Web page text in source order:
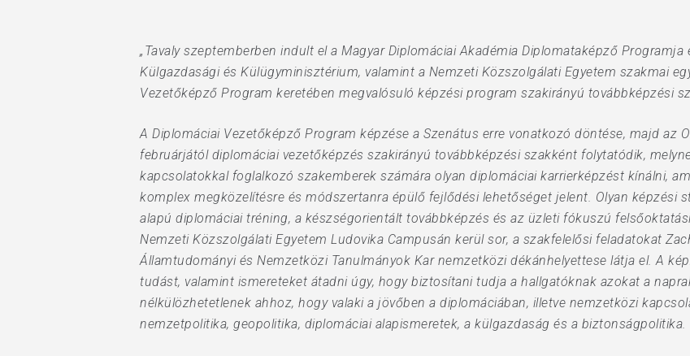
„Tavaly szeptemberben indult el a Magyar Diplomáciai Akadémia Diplomataképző
Külgazdasági és Külügyminisztérium, valamint a Nemzeti Közszolgálati Egyetem szakmai
Vezetőképző Program keretében megvalósuló képzési program szakirányú továbbképzési
A Diplomáciai Vezetőképző Program képzése a Szenátus erre vonatkozó döntése, majd az
februárjától diplomáciai vezetőképzés szakirányú továbbképzési szakként folytatódik,
kapcsolatokkal foglalkozó szakemberek számára olyan diplomáciai karrierképzést kínálni,
komplex megközelítésre és módszertanra épülő fejlődési lehetőséget jelent. Olyan képzési
alapú diplomáciai tréning, a készségorientált továbbképzés és az üzleti fókuszú
Nemzeti Közszolgálati Egyetem Ludovika Campusán kerül sor, a szakfelelősi feladatokat
Államtudományi és Nemzetközi Tanulmányok Kar nemzetközi dékánhelyettese látja el. A
tudást, valamint ismereteket átadni úgy, hogy biztosítani tudja a hallgatóknak azokat a
nélkülözhetetlenek ahhoz, hogy valaki a jövőben a diplomáciában, illetve nemzetközi
nemzetpolitika, geopolitika, diplomáciai alapismeretek, a külgazdaság és a biztonságpolitika.